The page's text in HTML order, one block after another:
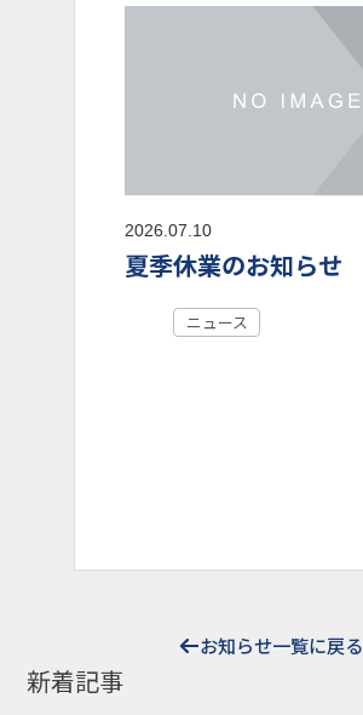
2026.07.10
夏季休業のお知らせ
ニュース
お知らせ一覧に戻る
新着記事